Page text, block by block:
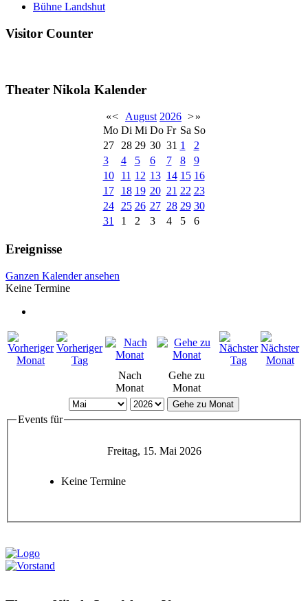
Bühne Landshut
Visitor Counter
Theater Nikola Kalender
«< August 2026 >»
Mo Di Mi Do Fr Sa So
27
28 29 30 31 1
2
3
4 5 6 7 8
9
10
11 12 13 14 15 16
17
18 19 20 21 22 23
24
25 26 27 28 29 30
31
1 2 3 4 5 6
Ereignisse
Ganzen Kalender ansehen
Keine Termine
Nach
Monat
Gehe zu
Monat
Gehe zu Monat
Events für
Freitag, 15. Mai 2026
Keine Termine